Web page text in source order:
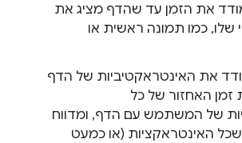
את הזמן עד שהדף מציג את
שלו, כמו תמונה ראשית או
את האינטראקטיביות של הדף
זמן האחזור של כל
של המשתמש עם הדף, ומדווח
שכל האינטראקציות (או כמעט